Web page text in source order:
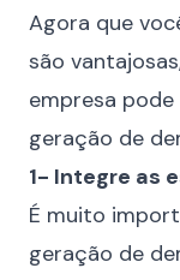
Agora que
são
empresa
geração de
1- Integre as
É muito
geração de